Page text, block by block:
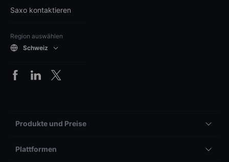
Saxo kontaktieren
Region auswählen
Schweiz
Produkte und Preise
Plattformen